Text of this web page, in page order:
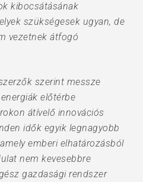
kibocsátásának
szükségesek ugyan, de
vezetnek átfogó
szerint messze
előtérbe
átívelő innovációs
idők egyik legnagyobb
emberi elhatározásból
nem kevesebbre
gazdasági rendszer